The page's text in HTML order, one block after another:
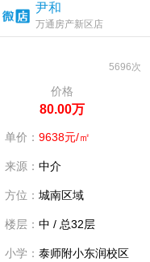
尹和
万通房产新区店
5696次
价格
80.00万
单价： 9638元/㎡
来源： 中介
方位： 城南区域
楼层： 中 / 总32层
小学： 泰师附小东润校区